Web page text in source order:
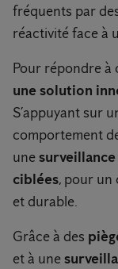
fréquents par
réactivité face à
Pour répondre à
une solution
S’appuyant sur
comportement
une
ciblées, pour un
et durable.
Grâce à des
et à une